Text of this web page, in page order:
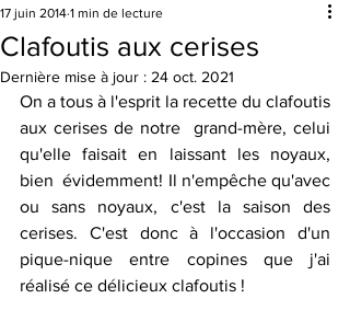
Clafoutis aux cerises
17 juin 2014 1 min de lecture
Dernière mise à jour : 24 oct. 2021
On a tous à l'esprit la recette du clafoutis
aux cerises de notre  grand-mère, celui
qu'elle faisait en laissant les noyaux,
bien  évidemment! Il n'empêche qu'avec
ou sans noyaux, c'est la saison des
cerises. C'est donc à l'occasion d'un
pique-nique entre copines que j'ai
réalisé ce délicieux clafoutis !